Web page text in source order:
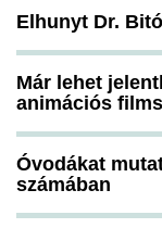
Elhunyt Dr.
Már lehet
animációs
Óvodákat
számában